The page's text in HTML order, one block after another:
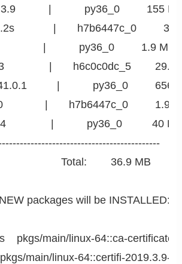
|           py36_0         155 KB
|       h7b6447c_0
|           py36_0         1.9 MB
|       h6c0c0dc_5
|           py36_0         656
|       h7b6447c_0         1.9
|           py36_0          40 KB
Total:        36.9 MB
packages will be INSTALLED:
pkgs/main/linux-64::ca-
pkgs/main/linux-64::certifi-